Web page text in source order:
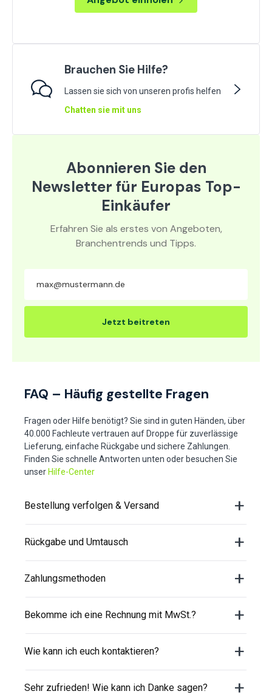
Brauchen Sie Hilfe?
Lassen sie sich von unseren profis helfen
Chatten sie mit uns
Abonnieren Sie den
Newsletter für Europas Top-
Einkäufer
Erfahren Sie als erstes von Angeboten,
Branchentrends und Tipps.
Jetzt beitreten
FAQ – Häufig gestellte Fragen
Fragen oder Hilfe benötigt? Sie sind in guten Händen, über
40.000 Fachleute vertrauen auf Droppe für zuverlässige
Lieferung, einfache Rückgabe und sichere Zahlungen.
Finden Sie schnelle Antworten unten oder besuchen Sie
unser Hilfe-Center
Bestellung verfolgen & Versand
Rückgabe und Umtausch
Zahlungsmethoden
Bekomme ich eine Rechnung mit MwSt.?
Wie kann ich euch kontaktieren?
Sehr zufrieden! Wie kann ich Danke sagen?